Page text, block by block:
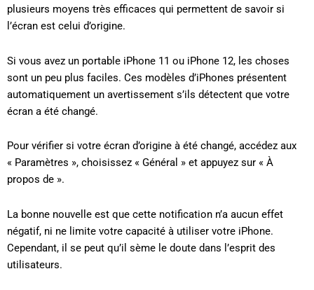
plusieurs moyens très efficaces qui permettent de savoir si
l’écran est celui d’origine.
Si vous avez un portable iPhone 11 ou iPhone 12, les choses
sont un peu plus faciles. Ces modèles d’iPhones présentent
automatiquement un avertissement s’ils détectent que votre
écran a été changé.
Pour vérifier si votre écran d’origine à été changé, accédez aux
« Paramètres », choisissez « Général » et appuyez sur « À
propos de ».
La bonne nouvelle est que cette notification n’a aucun effet
négatif, ni ne limite votre capacité à utiliser votre iPhone.
Cependant, il se peut qu’il sème le doute dans l’esprit des
utilisateurs.